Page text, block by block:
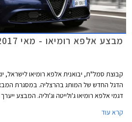
מבצע אלפא רומיאו - מאי 2017
קבוצת סמל"ת, יבואנית אלפא רומיאו לישראל,
הדגל החדש של המותג בהרצליה. במסגרת
דגמי אלפא רומיאו ג'ולייטה וג'וליה. המבצע ייערך בין
קרא עוד